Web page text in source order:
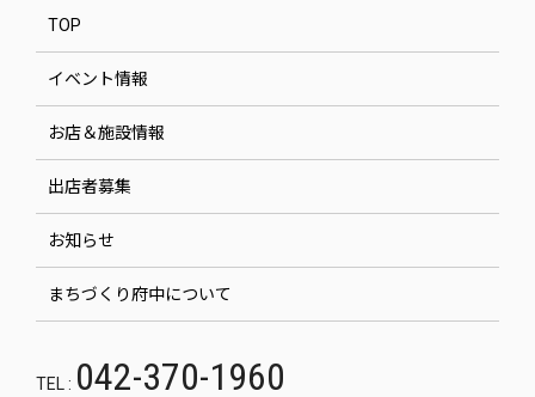
TOP
イベント情報
お店＆施設情報
出店者募集
お知らせ
まちづくり府中について
TEL : 042-370-1960